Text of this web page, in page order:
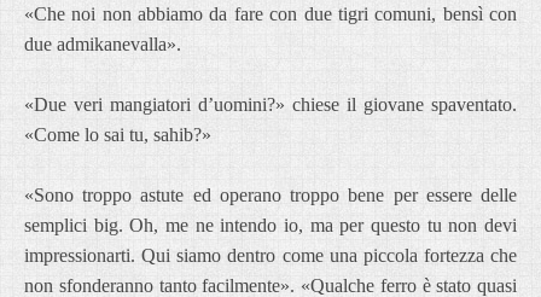
«Che noi non abbiamo da fare con due tigri comuni, bensì con
due admikanevalla».
«Due veri mangiatori d’uomini?» chiese il giovane spaventato.
«Come lo sai tu, sahib?»
«Sono troppo astute ed operano troppo bene per essere delle
semplici big. Oh, me ne intendo io, ma per questo tu non devi
impressionarti. Qui siamo dentro come una piccola fortezza che
non sfonderanno tanto facilmente». «Qualche ferro è stato quasi